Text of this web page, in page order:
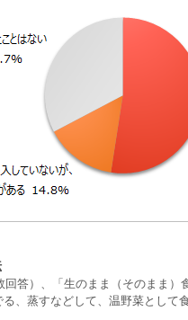
答）、「生のまま（そのまま）
る、蒸すなどして、温野菜として